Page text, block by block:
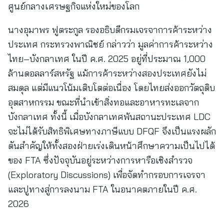
ศูนย์กลางเศรษฐกิจแห่งใหม่ของโลก
นางอุมาพร ฟูตระกูล รองอธิบดีกรมเจรจาการค้าระหว่าง
ประเทศ กระทรวงพาณิชย์ กล่าวว่า มูลค่าการค้าระหว่าง
ไทย–บังกลาเทศ ในปี ค.ศ. 2025 อยู่ที่ประมาณ 1,000
ล้านดอลลาร์สหรัฐ แม้การค้าระหว่างสองประเทศยังไม่
สมดุล แต่มีแนวโน้มเติบโตต่อเนื่อง โดยไทยส่งออกวัตถุดิบ
อุตสาหกรรม ขณะที่นำเข้าสิ่งทอและอาหารทะเลจาก
บังกลาเทศ ทั้งนี้ เมื่อบังกลาเทศพ้นสถานะประเทศ LDC
จะไม่ได้รับสิทธิพิเศษทางภาษีแบบ DFQF จึงเป็นแรงผลัก
ดันสำคัญให้ทั้งสองฝ่ายเร่งเดินหน้าศึกษาความเป็นไปได้
ของ FTA ซึ่งปัจจุบันอยู่ระหว่างการหารือเชิงสำรวจ
(Exploratory Discussions) เพื่อจัดทำกรอบการเจรจา
และปูทางสู่การลงนาม FTA ในอนาคตภายในปี ค.ศ.
2026